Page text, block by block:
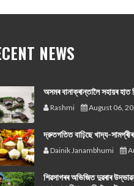
NEWS
অসমৰ বানাক্ৰান্তালৈ সহায়ৰ হাত
Rashmi August 06,
দ্রুতগতিত বাঢ়িছে খাদ্য-সামগ্ৰীৰ
Dainik Janambhumi
শিৱসাগৰৰ অভিজিত দুৱৰাৰ